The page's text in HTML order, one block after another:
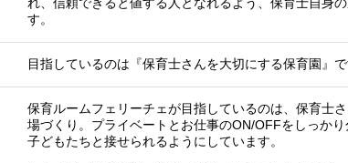
す。
目指しているのは『保育士さんを大切にする保育園』で
保育ルームフェリーチェが目指しているのは、保育士
場づくり。プライベートとお仕事のON/OFFをしっか
子どもたちと接せられるようにしています。